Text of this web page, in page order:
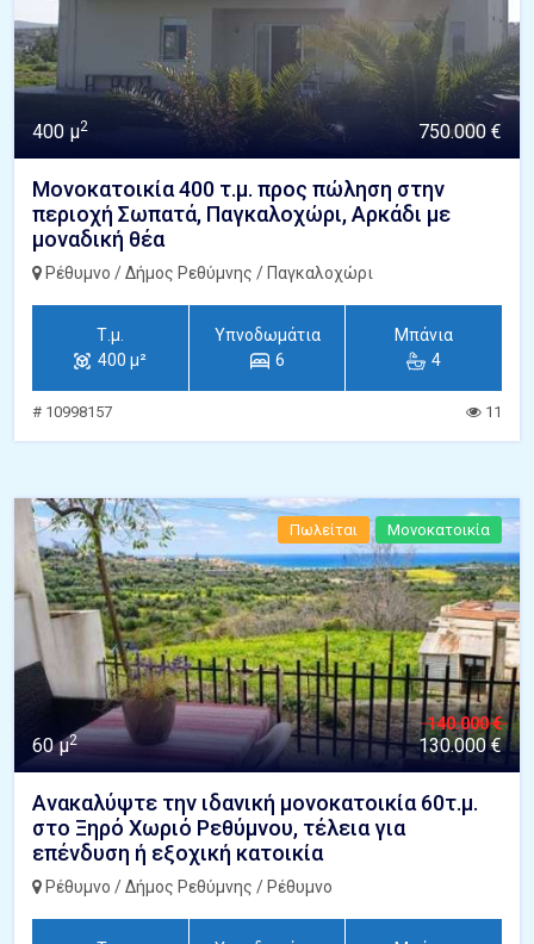
400 μ2 750.000 €
Μονοκατοικία 400 τ.μ. προς πώληση στην
περιοχή Σωπατά, Παγκαλοχώρι, Αρκάδι με
μοναδική θέα
Ρέθυμνο / Δήμος Ρεθύμνης / Παγκαλοχώρι
Τ.μ.
400 μ²
Υπνοδωμάτια
6
Μπάνια
4
# 10998157 11
Πωλείται Μονοκατοικία
60 μ2
140.000 €
130.000 €
Ανακαλύψτε την ιδανική μονοκατοικία 60τ.μ.
στο Ξηρό Χωριό Ρεθύμνου, τέλεια για
επένδυση ή εξοχική κατοικία
Ρέθυμνο / Δήμος Ρεθύμνης / Ρέθυμνο